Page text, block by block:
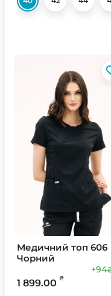
Медичний топ 606
Чорний
1 899.00 ₴
+94